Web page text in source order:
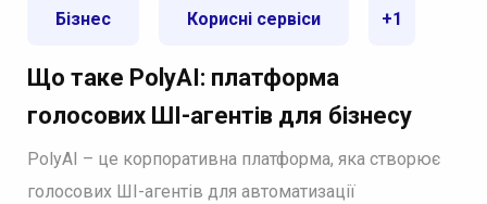
Бізнес Корисні сервіси +1
Що таке PolyAI: платформа
голосових ШІ-агентів для бізнесу
PolyAI – це корпоративна платформа, яка створює
голосових ШІ-агентів для автоматизації